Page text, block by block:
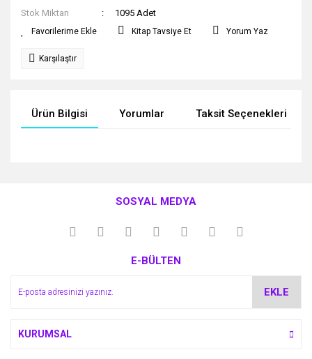
Stok Miktarı
1095 Adet
Kitap Tavsiye Et Yorum Yaz
Karşılaştır
Ürün Bilgisi Yorumlar Taksit Seçenekleri
kullanarak tarafımıza iletebilirsiniz.
Görüş ve önerileriniz için teşekkür ederiz.
Ürün açıklamasında eksik bilgiler bulunuyor.
SOSYAL MEDYA
E-BÜLTEN
EKLE
KURUMSAL